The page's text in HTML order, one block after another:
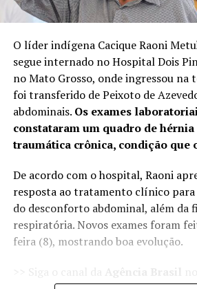
O líder indígena Cacique Raoni
segue internado no Hospital Dois
no Mato Grosso, onde ingressou na
foi transferido de Peixoto de
abdominais. Os exames
constataram um quadro de
traumática crônica, condição que
De acordo com o hospital, Raoni
resposta ao tratamento clínico
do desconforto abdominal, além da
respiratória. Novos exames foram
feira (8), mostrando boa evolução.